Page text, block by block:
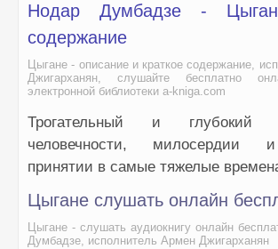
Нодар Думбадзе -
содержание
Цыгане - описание и краткое содержание,
Джигарханян, слушайте бесплатно
электронной библиотеки a-kniga.com
Трогательный и глубокий
человечности, милосердии
принятии в самые тяжелые
Цыгане слушать онлайн
Цыгане - слушать аудиокнигу онлайн
Думбадзе, исполнитель Армен Джигарханян